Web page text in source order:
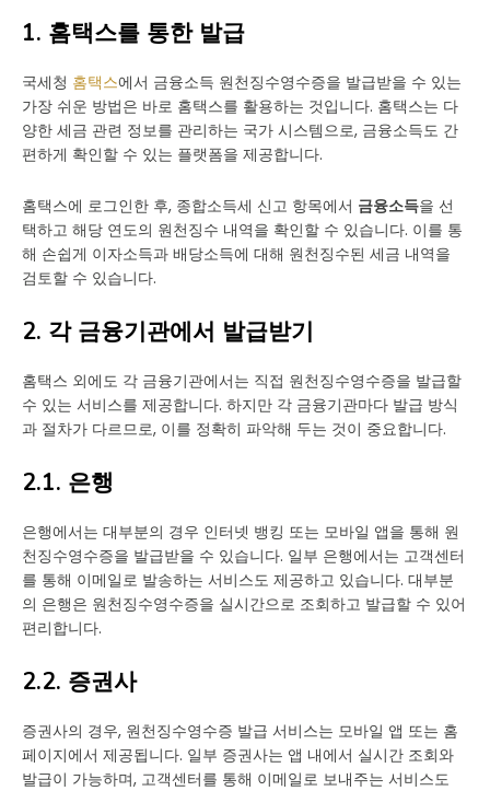
1. 홈택스를 통한 발급
국세청 홈택스에서 금융소득 원천징수영수증을 발급받을 수 있는
가장 쉬운 방법은 바로 홈택스를 활용하는 것입니다. 홈택스는 다
양한 세금 관련 정보를 관리하는 국가 시스템으로, 금융소득도 간
편하게 확인할 수 있는 플랫폼을 제공합니다.
홈택스에 로그인한 후, 종합소득세 신고 항목에서 금융소득을 선
택하고 해당 연도의 원천징수 내역을 확인할 수 있습니다. 이를 통
해 손쉽게 이자소득과 배당소득에 대해 원천징수된 세금 내역을
검토할 수 있습니다.
2. 각 금융기관에서 발급받기
홈택스 외에도 각 금융기관에서는 직접 원천징수영수증을 발급할
수 있는 서비스를 제공합니다. 하지만 각 금융기관마다 발급 방식
과 절차가 다르므로, 이를 정확히 파악해 두는 것이 중요합니다.
2.1. 은행
은행에서는 대부분의 경우 인터넷 뱅킹 또는 모바일 앱을 통해 원
천징수영수증을 발급받을 수 있습니다. 일부 은행에서는 고객센터
를 통해 이메일로 발송하는 서비스도 제공하고 있습니다. 대부분
의 은행은 원천징수영수증을 실시간으로 조회하고 발급할 수 있어
편리합니다.
2.2. 증권사
증권사의 경우, 원천징수영수증 발급 서비스는 모바일 앱 또는 홈
페이지에서 제공됩니다. 일부 증권사는 앱 내에서 실시간 조회와
발급이 가능하며, 고객센터를 통해 이메일로 보내주는 서비스도